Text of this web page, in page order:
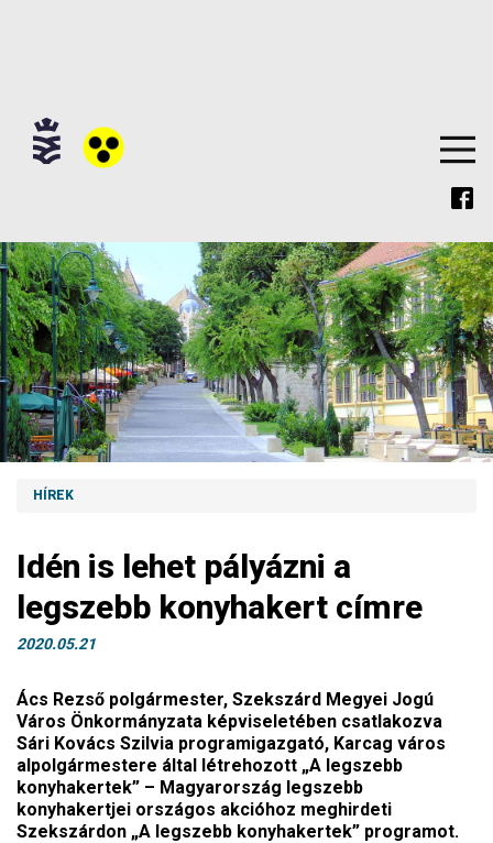
HÍREK
Idén is lehet pályázni a
legszebb konyhakert címre
2020.05.21
Ács Rezső polgármester, Szekszárd Megyei Jogú
Város Önkormányzata képviseletében csatlakozva
Sári Kovács Szilvia programigazgató, Karcag város
alpolgármestere által létrehozott „A legszebb
konyhakertek” – Magyarország legszebb
konyhakertjei országos akcióhoz meghirdeti
Szekszárdon „A legszebb konyhakertek” programot.